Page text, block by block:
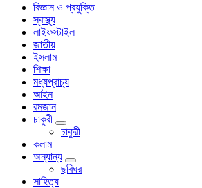
বিজ্ঞান ও প্রযুক্তি
স্বাস্থ্য
লাইফস্টাইল
জাতীয়
ইসলাম
শিক্ষা
মধ্যপ্রাচ্য
আইন
রমজান
চাকুরী
চাকুরী
কলাম
অন্যান্য
ছবিঘর
সাহিত্য